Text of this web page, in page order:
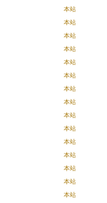
本站
本站
本站
本站
本站
本站
本站
本站
本站
本站
本站
本站
本站
本站
本站